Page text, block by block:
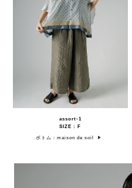
assort-1
SIZE : F
ボトム：maison de soil